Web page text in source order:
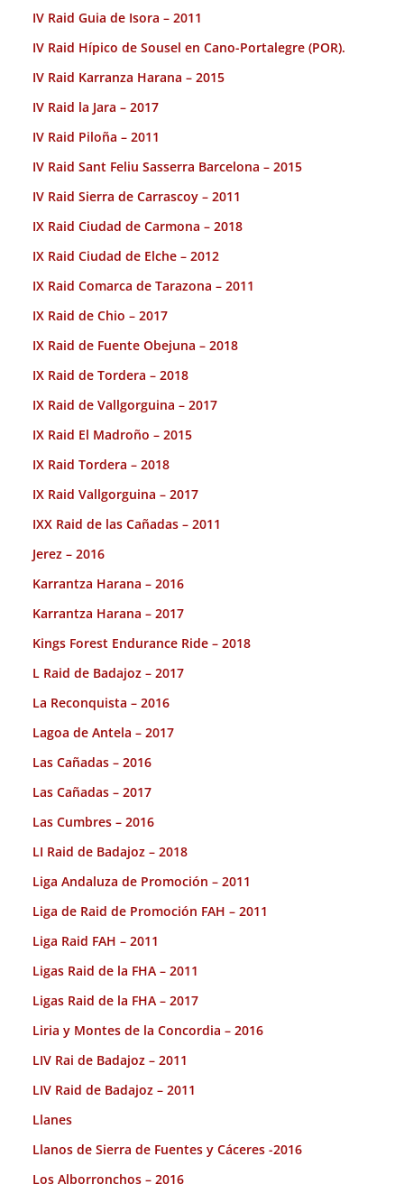
IV Raid Guia de Isora – 2011
IV Raid Hípico de Sousel en Cano-Portalegre (POR).
IV Raid Karranza Harana – 2015
IV Raid la Jara – 2017
IV Raid Piloña – 2011
IV Raid Sant Feliu Sasserra Barcelona – 2015
IV Raid Sierra de Carrascoy – 2011
IX Raid Ciudad de Carmona – 2018
IX Raid Ciudad de Elche – 2012
IX Raid Comarca de Tarazona – 2011
IX Raid de Chio – 2017
IX Raid de Fuente Obejuna – 2018
IX Raid de Tordera – 2018
IX Raid de Vallgorguina – 2017
IX Raid El Madroño – 2015
IX Raid Tordera – 2018
IX Raid Vallgorguina – 2017
IXX Raid de las Cañadas – 2011
Jerez – 2016
Karrantza Harana – 2016
Karrantza Harana – 2017
Kings Forest Endurance Ride – 2018
L Raid de Badajoz – 2017
La Reconquista – 2016
Lagoa de Antela – 2017
Las Cañadas – 2016
Las Cañadas – 2017
Las Cumbres – 2016
LI Raid de Badajoz – 2018
Liga Andaluza de Promoción – 2011
Liga de Raid de Promoción FAH – 2011
Liga Raid FAH – 2011
Ligas Raid de la FHA – 2011
Ligas Raid de la FHA – 2017
Liria y Montes de la Concordia – 2016
LIV Rai de Badajoz – 2011
LIV Raid de Badajoz – 2011
Llanes
Llanos de Sierra de Fuentes y Cáceres -2016
Los Alborronchos – 2016